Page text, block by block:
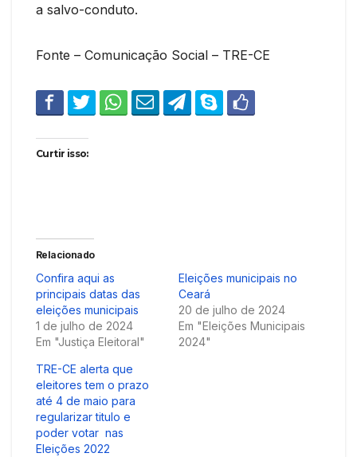
a salvo-conduto.
Fonte – Comunicação Social – TRE-CE
Curtir isso:
Relacionado
Confira aqui as
principais datas das
eleições municipais
1 de julho de 2024
Em "Justiça Eleitoral"
Eleições municipais no
Ceará
20 de julho de 2024
Em "Eleições Municipais
2024"
TRE-CE alerta que
eleitores tem o prazo
até 4 de maio para
regularizar titulo e
poder votar nas
Eleições 2022